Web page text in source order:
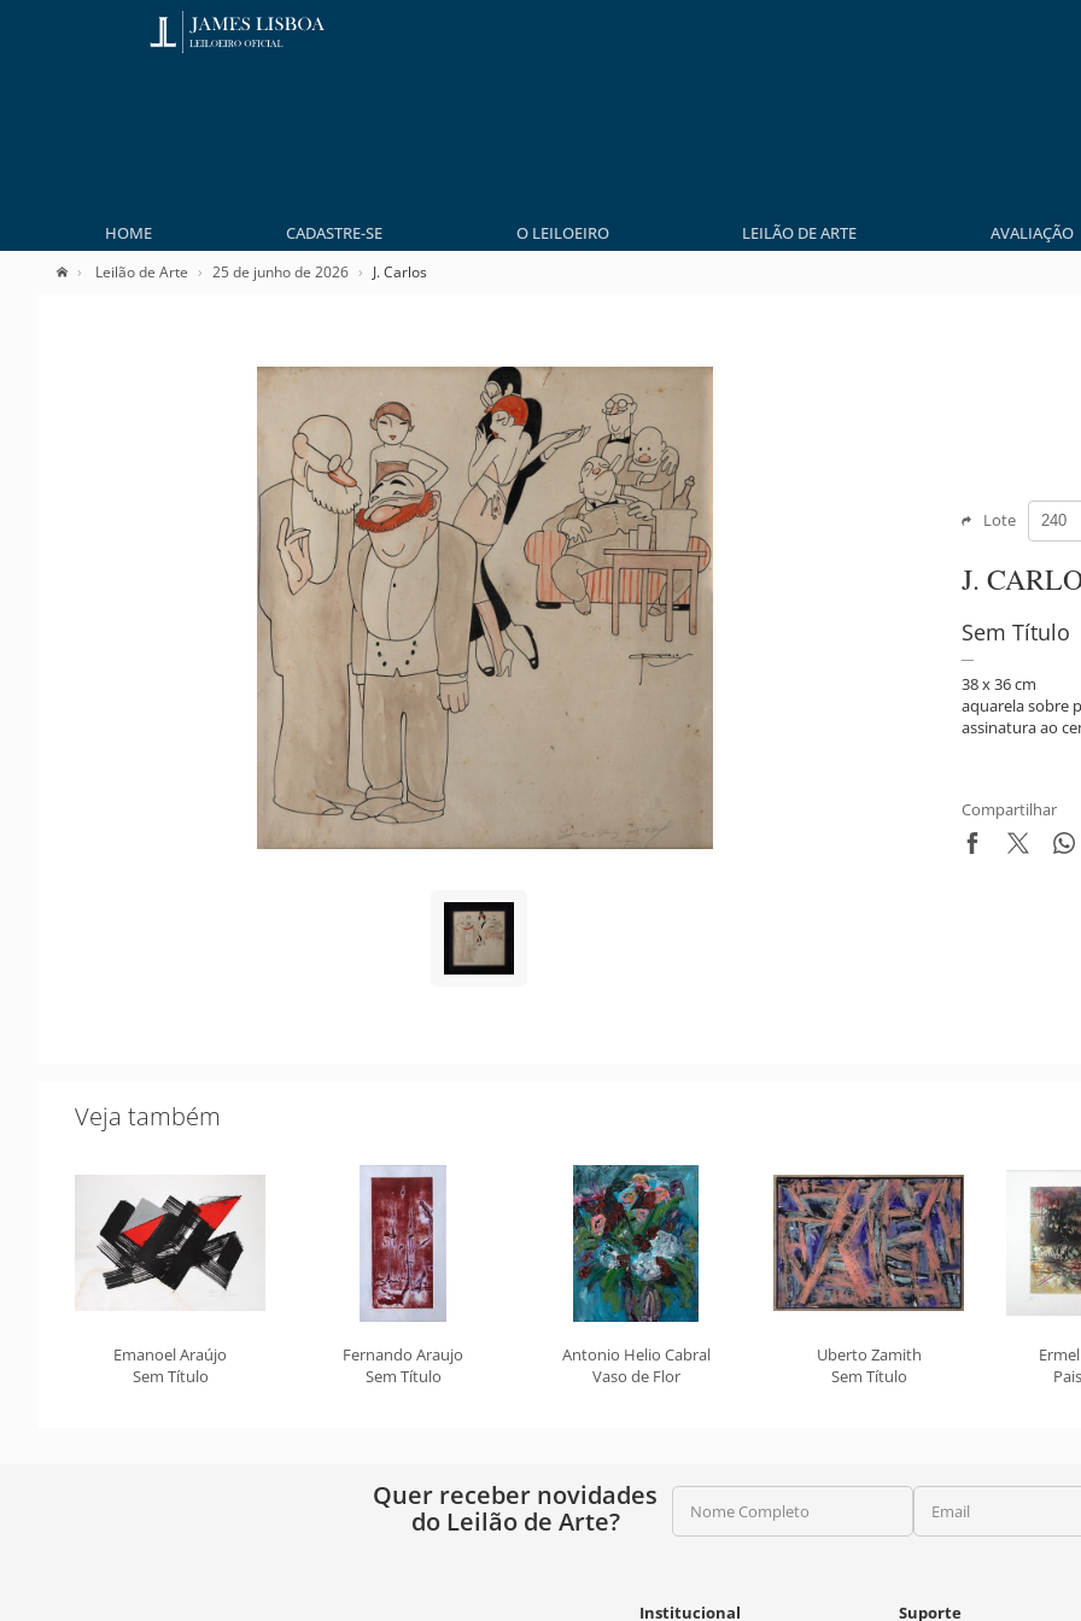
HOME CADASTRE-SE O LEILOEIRO LEILÃO DE ARTE AVALIAÇÃO
Leilão de Arte 25 de junho de 2026 J. Carlos
Lote
J.
Sem Título
38 x 36 cm
aquarela sobre
assinatura ao
Compartilhar
Veja também
Emanoel Araújo
Sem Título
Fernando Araujo
Sem Título
Antonio Helio Cabral
Vaso de Flor
Uberto Zamith
Sem Título
Quer receber novidades
do Leilão de Arte?
Nome Completo Email
Institucional Suporte